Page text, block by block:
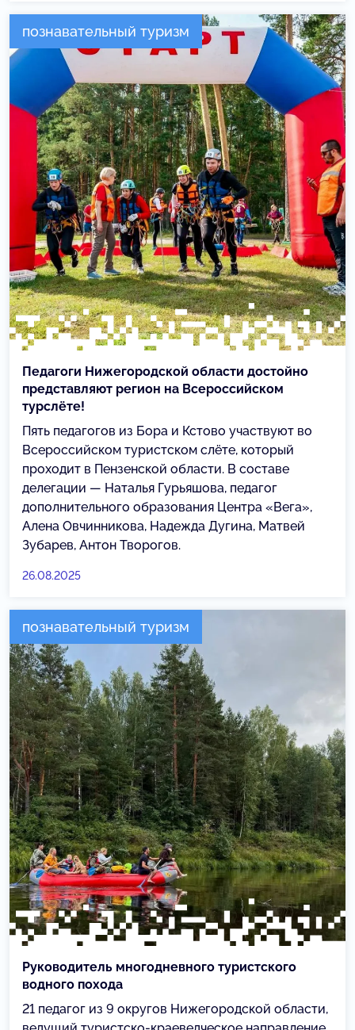
познавательный туризм
Педагоги Нижегородской области достойно
представляют регион на Всероссийском
турслёте!
Пять педагогов из Бора и Кстово участвуют во
Всероссийском туристском слёте, который
проходит в Пензенской области. В составе
делегации — Наталья Гурьяшова, педагог
дополнительного образования Центра «Вега»,
Алена Овчинникова, Надежда Дугина, Матвей
Зубарев, Антон Творогов.
26.08.2025
познавательный туризм
Руководитель многодневного туристского
водного похода
21 педагог из 9 округов Нижегородской области,